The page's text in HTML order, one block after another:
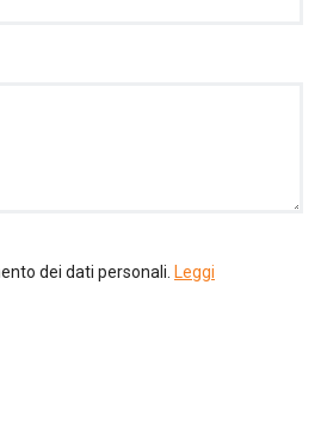
dei dati personali. Leggi